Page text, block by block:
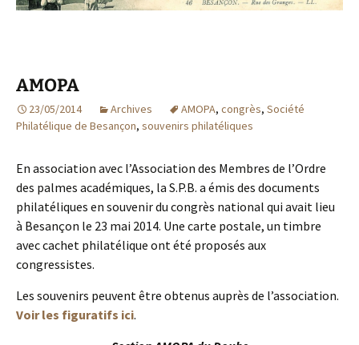
AMOPA
23/05/2014 Archives AMOPA, congrès, Société
Philatélique de Besançon, souvenirs philatéliques
En association avec l’Association des Membres de l’Ordre
des palmes académiques, la S.P.B. a émis des documents
philatéliques en souvenir du congrès national qui avait lieu
à Besançon le 23 mai 2014. Une carte postale, un timbre
avec cachet philatélique ont été proposés aux
congressistes.
Les souvenirs peuvent être obtenus auprès de l’association.
Voir les figuratifs ici.